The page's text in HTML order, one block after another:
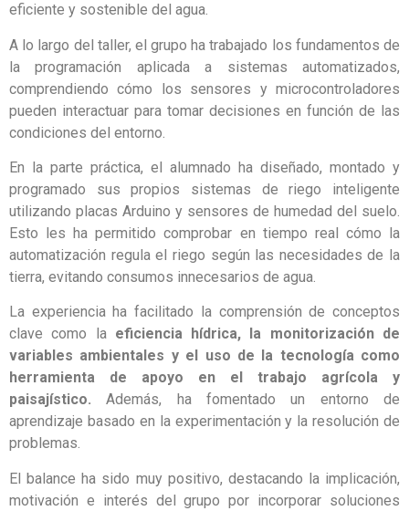
eficiente y sostenible del agua.
A lo largo del taller, el grupo ha trabajado los fundamentos de
la programación aplicada a sistemas automatizados,
comprendiendo cómo los sensores y microcontroladores
pueden interactuar para tomar decisiones en función de las
condiciones del entorno.
En la parte práctica, el alumnado ha diseñado, montado y
programado sus propios sistemas de riego inteligente
utilizando placas Arduino y sensores de humedad del suelo.
Esto les ha permitido comprobar en tiempo real cómo la
automatización regula el riego según las necesidades de la
tierra, evitando consumos innecesarios de agua.
La experiencia ha facilitado la comprensión de conceptos
clave como la eficiencia hídrica, la monitorización de
variables ambientales y el uso de la tecnología como
herramienta de apoyo en el trabajo agrícola y
paisajístico. Además, ha fomentado un entorno de
aprendizaje basado en la experimentación y la resolución de
problemas.
El balance ha sido muy positivo, destacando la implicación,
motivación e interés del grupo por incorporar soluciones